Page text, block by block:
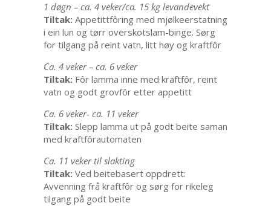
1 døgn – ca. 4 veker/ca. 15 kg levandevekt
Tiltak:Appetittfôring med mjølkeerstatning
i ein lun og tørr overskotslam-binge. Sørg
for tilgang på reint vatn, litt høy og kraftfôr
Ca. 4 veker – ca. 6 veker
Tiltak:Fôr lamma inne med kraftfôr, reint
vatn og godt grovfôr etter appetitt
Ca. 6 veker- ca. 11 veker
Tiltak:Slepp lamma ut på godt beite saman
med kraftfôrautomaten
Ca. 11 veker til slakting
Tiltak:Ved beitebasert oppdrett:
Avvenning frå kraftfôr og sørg for rikeleg
tilgang på godt beite